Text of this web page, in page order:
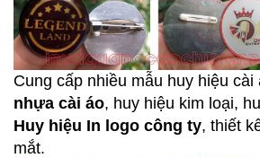
Cung cấp nhiều mẫu huy hiệu cài
nhựa cài áo, huy hiệu kim loại,
Huy hiệu In logo công ty, thiết
mắt.